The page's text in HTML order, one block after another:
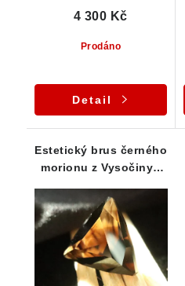
Prodáno
4 300 Kč
Detail
Estetický brus černého
morionu z Vysočiny -